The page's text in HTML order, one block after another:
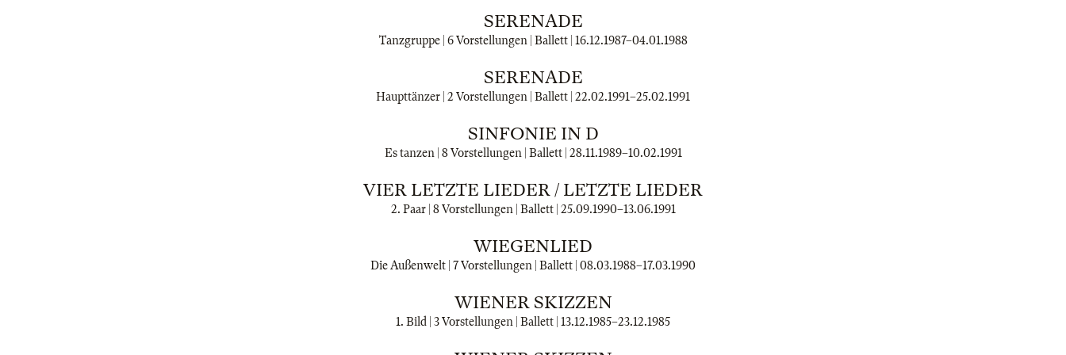
SERENADE
Tanzgruppe | 6 Vorstellungen | Ballett | 16.12.1987–04.01.1988
SERENADE
Haupttänzer | 2 Vorstellungen | Ballett | 22.02.1991–25.02.1991
SINFONIE IN D
Es tanzen | 8 Vorstellungen | Ballett | 28.11.1989–10.02.1991
VIER LETZTE LIEDER / LETZTE LIEDER
2. Paar | 8 Vorstellungen | Ballett | 25.09.1990–13.06.1991
WIEGENLIED
Die Außenwelt | 7 Vorstellungen | Ballett | 08.03.1988–17.03.1990
WIENER SKIZZEN
1. Bild | 3 Vorstellungen | Ballett | 13.12.1985–23.12.1985